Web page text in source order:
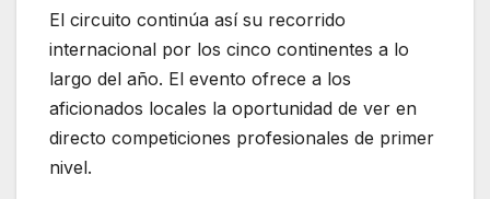
El circuito continúa así su recorrido
internacional por los cinco continentes a lo
largo del año. El evento ofrece a los
aficionados locales la oportunidad de ver en
directo competiciones profesionales de primer
nivel.